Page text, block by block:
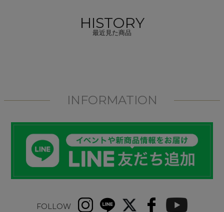
HISTORY
最近見た商品
INFORMATION
FOLLOW